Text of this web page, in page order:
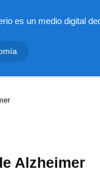
Alzheimer